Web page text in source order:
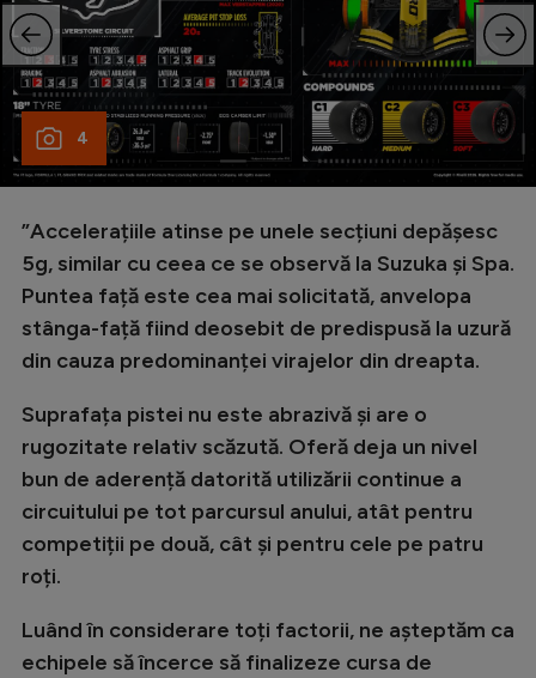
4
”Accelerațiile atinse pe unele secțiuni depășesc
5g, similar cu ceea ce se observă la Suzuka și Spa.
Puntea față este cea mai solicitată, anvelopa
stânga-față fiind deosebit de predispusă la uzură
din cauza predominanței virajelor din dreapta.
Suprafața pistei nu este abrazivă și are o
rugozitate relativ scăzută. Oferă deja un nivel
bun de aderență datorită utilizării continue a
circuitului pe tot parcursul anului, atât pentru
competiții pe două, cât și pentru cele pe patru
roți.
Luând în considerare toți factorii, ne așteptăm ca
echipele să încerce să finalizeze cursa de